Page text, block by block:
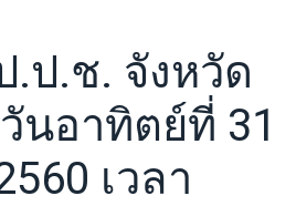
.ป.ช. จังหวัด
นอาทิตย์ที่ 31
เวลา